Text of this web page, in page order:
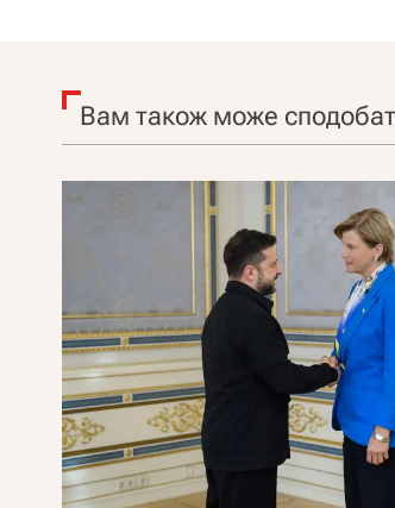
Вам також може